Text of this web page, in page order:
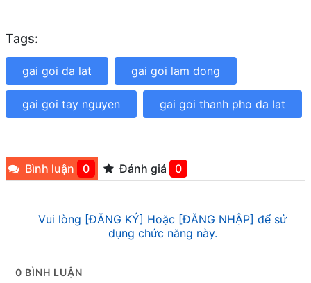
Tags:
gai goi da lat gai goi lam dong
gai goi tay nguyen gai goi thanh pho da lat
Bình luận 0 Đánh giá 0
Vui lòng [ĐĂNG KÝ] Hoặc [ĐĂNG NHẬP] để sử
dụng chức năng này.
0 BÌNH LUẬN